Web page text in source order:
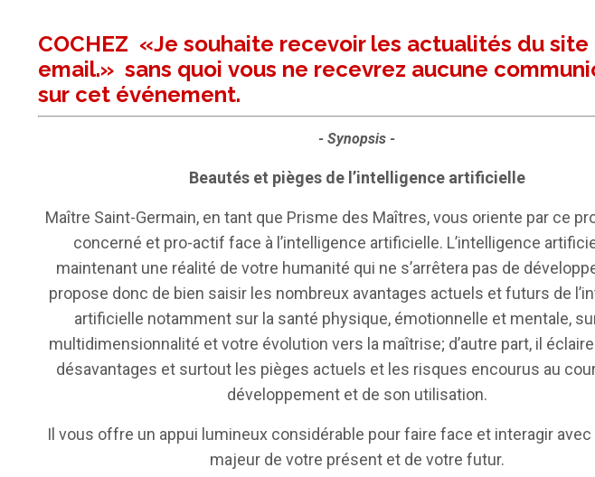
COCHEZ «Je souhaite recevoir les actualités du site
email.» sans quoi vous ne recevrez aucune
sur cet événement.
- Synopsis -
Beautés et pièges de l’intelligence artificielle
Maître Saint-Germain, en tant que Prisme des Maîtres, vous oriente par ce
concerné et pro-actif face à l’intelligence artificielle. L’intelligence
maintenant une réalité de votre humanité qui ne s’arrêtera pas de
propose donc de bien saisir les nombreux avantages actuels et futurs de
artificielle notamment sur la santé physique, émotionnelle et mentale,
multidimensionnalité et votre évolution vers la maîtrise; d’autre part, il
désavantages et surtout les pièges actuels et les risques encourus au
développement et de son utilisation.
Il vous offre un appui lumineux considérable pour faire face et interagir
majeur de votre présent et de votre futur.